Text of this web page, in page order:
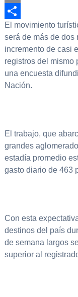
Email
Compartir
El movimiento
será de más de dos
incremento de casi
registros del mismo
una encuesta
Nación.
El trabajo, que
grandes
estadía promedio
gasto diario de 463
Con esta
destinos del país
de semana largos
superior al